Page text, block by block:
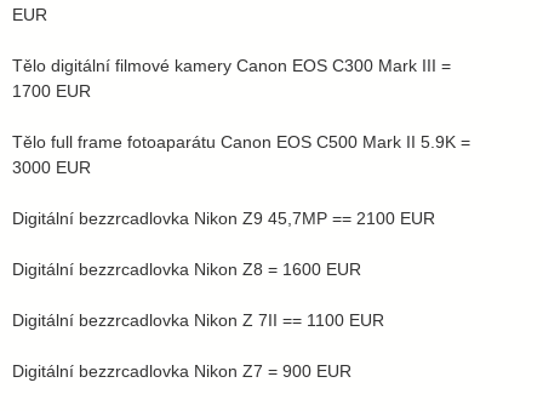
EUR
Tělo digitální filmové kamery Canon EOS C300 Mark III =
1700 EUR
Tělo full frame fotoaparátu Canon EOS C500 Mark II 5.9K =
3000 EUR
Digitální bezzrcadlovka Nikon Z9 45,7MP == 2100 EUR
Digitální bezzrcadlovka Nikon Z8 = 1600 EUR
Digitální bezzrcadlovka Nikon Z 7II == 1100 EUR
Digitální bezzrcadlovka Nikon Z7 = 900 EUR